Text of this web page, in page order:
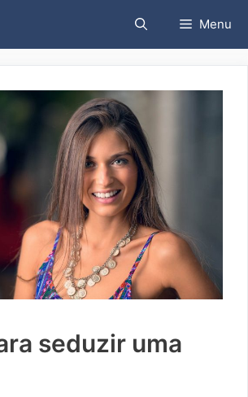
Menu
seduzir uma